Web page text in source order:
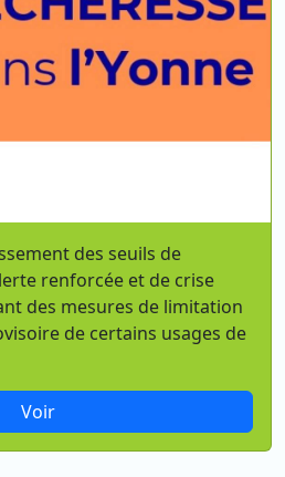
des seuils de
renforcée et de crise
des mesures de limitation
de certains usages de
Voir